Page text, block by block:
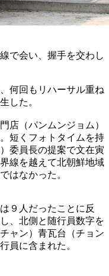
で会い、握手を交わし
何回もリハーサル重ね
した。
店（パンムンジョム）
短くフォトタイムを持
委員長の提案で文在寅
線を越えて北朝鮮地域
はなかった。
９人だったことに反
、北側と随行員数字を
ャン）青瓦台（チョン
員に含まれた。